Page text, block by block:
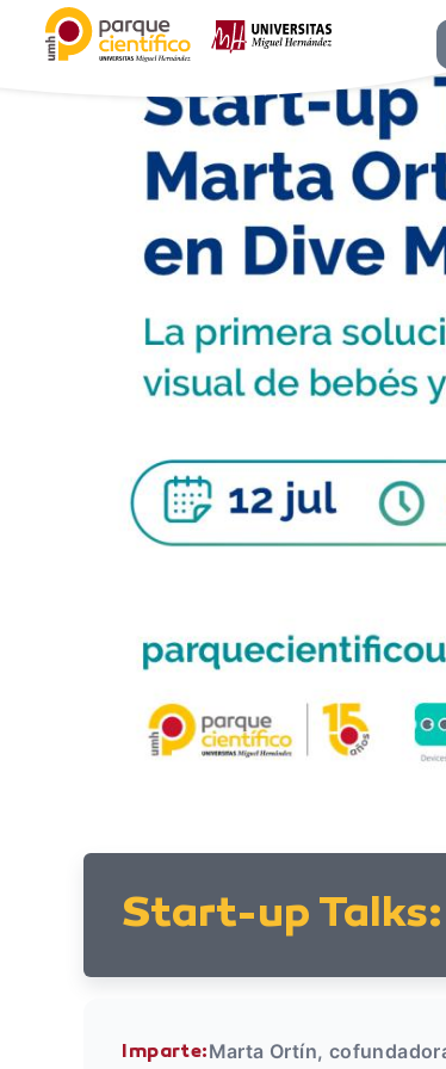
Start-up Talks:
Imparte:Marta Ortín,